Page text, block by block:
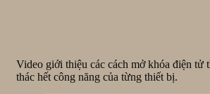
Video giới thiệu các cách mở khóa điện tử
thác hết công năng của từng thiết bị.